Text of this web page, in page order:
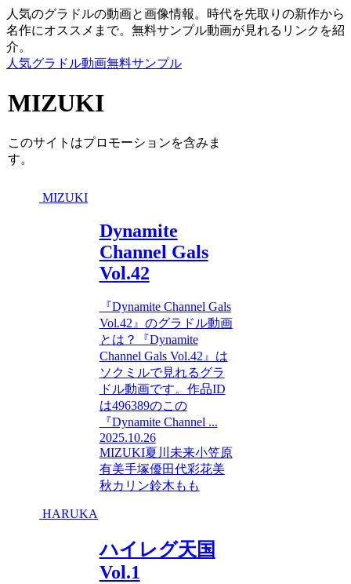
人気のグラドルの動画と画像情報。時代を先取りの新作から
名作にオススメまで。無料サンプル動画が見れるリンクを紹
介。
人気グラドル動画無料サンプル
MIZUKI
このサイトはプロモーションを含みま
す。
MIZUKI
Dynamite
Channel Gals
Vol.42
『Dynamite Channel Gals
Vol.42』のグラドル動画
とは？『Dynamite
Channel Gals Vol.42』は
ソクミルで見れるグラ
ドル動画です。作品ID
は496389のこの
『Dynamite Channel ...
2025.10.26
MIZUKI夏川未来小笠原
有美手塚優田代彩花美
秋カリン鈴木もも
HARUKA
ハイレグ天国
Vol.1